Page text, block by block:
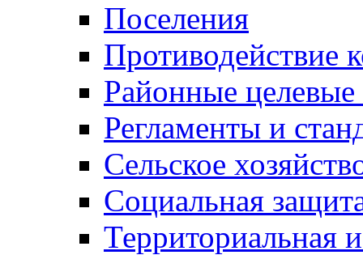
Поселения
Противодействие
Районные
Регламенты и
Сельское
Социальная
Территориальная